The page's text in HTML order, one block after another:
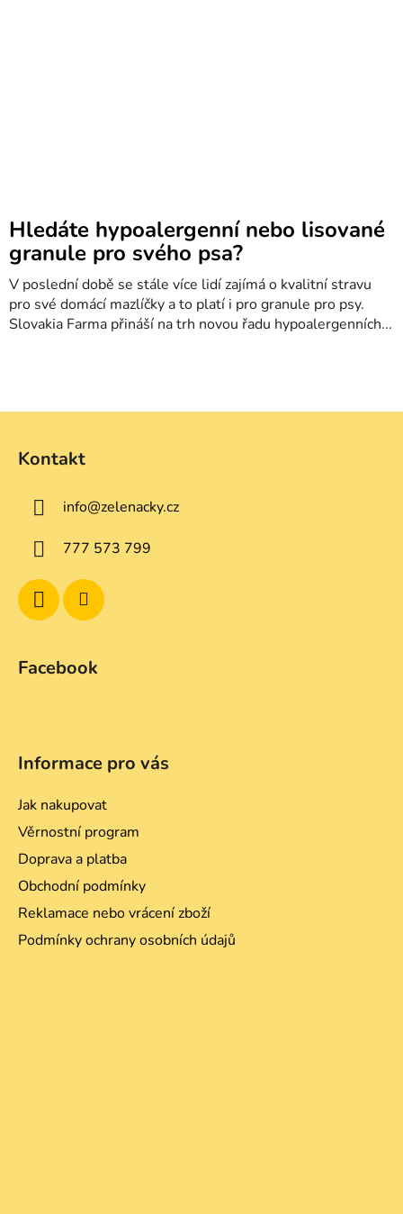
Hledáte hypoalergenní nebo lisované
granule pro svého psa?
V poslední době se stále více lidí zajímá o kvalitní stravu
pro své domácí mazlíčky a to platí i pro granule pro psy.
Slovakia Farma přináší na trh novou řadu hypoalergenních...
Kontakt
info@zelenacky.cz
777 573 799
Facebook
Informace pro vás
Jak nakupovat
Věrnostní program
Doprava a platba
Obchodní podmínky
Reklamace nebo vrácení zboží
Podmínky ochrany osobních údajů